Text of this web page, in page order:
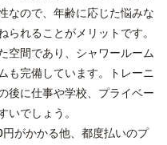
なので、年齢に応じた悩みな
られることがメリットです。
空間であり、シャワールーム
も完備しています。トレーニ
後に仕事や学校、プライベー
いでしょう。
がかかる他、都度払いのプ